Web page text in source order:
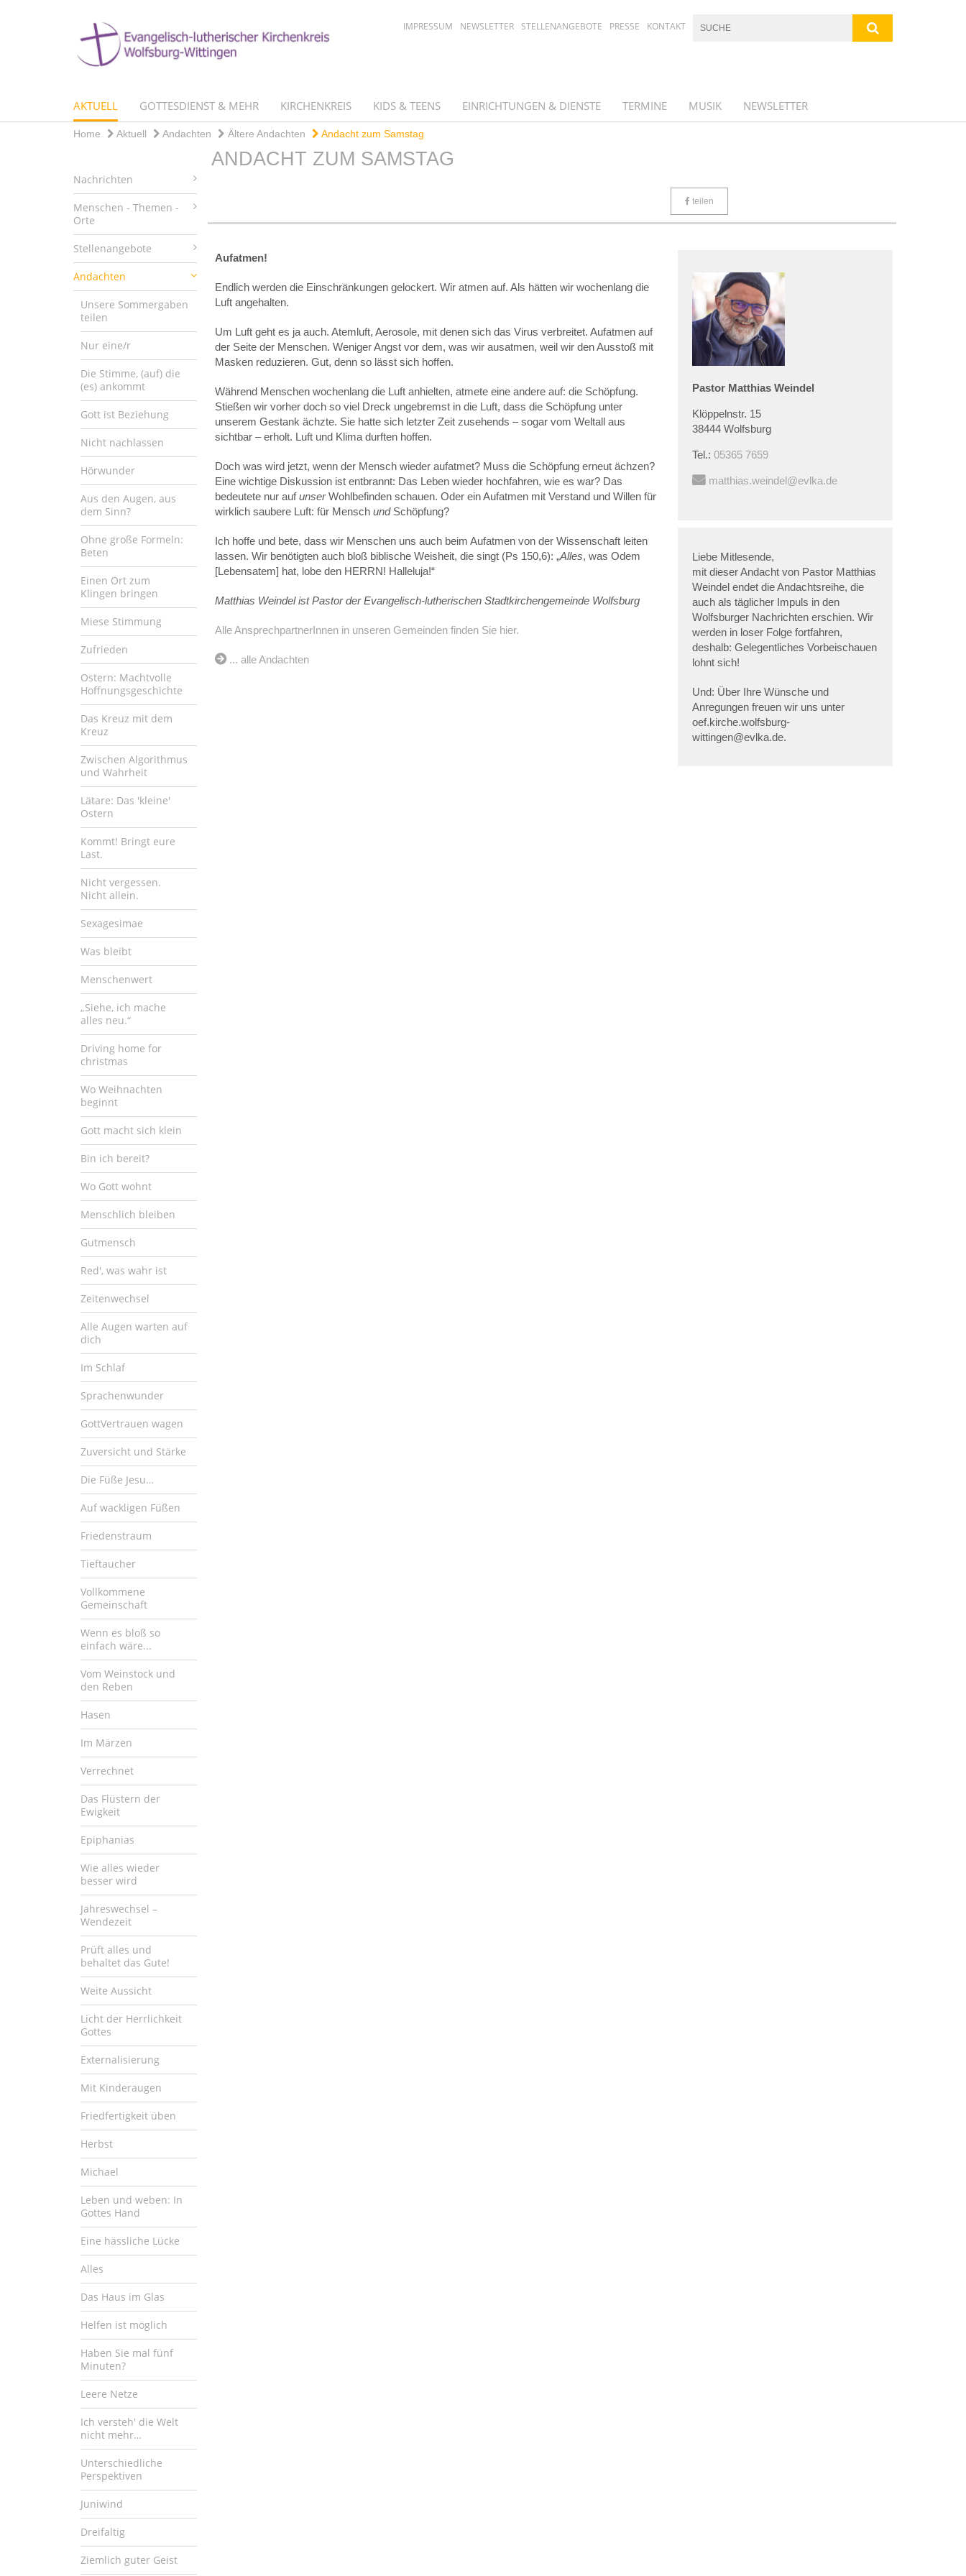
IMPRESSUM NEWSLETTER STELLENANGEBOTE PRESSE KONTAKT
AKTUELL GOTTESDIENST & MEHR KIRCHENKREIS KIDS & TEENS EINRICHTUNGEN & DIENSTE TERMINE MUSIK NEWSLETTER
Home Aktuell Andachten Ältere Andachten Andacht zum Samstag
Nachrichten
Menschen - Themen -
Orte
Stellenangebote
Andachten
Unsere Sommergaben
teilen
Nur eine/r
Die Stimme, (auf) die
(es) ankommt
Gott ist Beziehung
Nicht nachlassen
Hörwunder
Aus den Augen, aus
dem Sinn?
Ohne große Formeln:
Beten
Einen Ort zum
Klingen bringen
Miese Stimmung
Zufrieden
Ostern: Machtvolle
Hoffnungsgeschichte
Das Kreuz mit dem
Kreuz
Zwischen Algorithmus
und Wahrheit
Lätare: Das 'kleine'
Ostern
Kommt! Bringt eure
Last.
Nicht vergessen.
Nicht allein.
Sexagesimae
Was bleibt
Menschenwert
„Siehe, ich mache
alles neu.“
Driving home for
christmas
Wo Weihnachten
beginnt
Gott macht sich klein
Bin ich bereit?
Wo Gott wohnt
Menschlich bleiben
Gutmensch
Red', was wahr ist
Zeitenwechsel
Alle Augen warten auf
dich
Im Schlaf
Sprachenwunder
GottVertrauen wagen
Zuversicht und Stärke
Die Füße Jesu…
Auf wackligen Füßen
Friedenstraum
Tieftaucher
Vollkommene
Gemeinschaft
Wenn es bloß so
einfach wäre...
Vom Weinstock und
den Reben
Hasen
Im Märzen
Verrechnet
Das Flüstern der
Ewigkeit
Epiphanias
Wie alles wieder
besser wird
Jahreswechsel –
Wendezeit
Prüft alles und
behaltet das Gute!
Weite Aussicht
Licht der Herrlichkeit
Gottes
Externalisierung
Mit Kinderaugen
Friedfertigkeit üben
Herbst
Michael
Leben und weben: In
Gottes Hand
Eine hässliche Lücke
Alles
Das Haus im Glas
Helfen ist möglich
Haben Sie mal fünf
Minuten?
Leere Netze
Ich versteh' die Welt
nicht mehr…
Unterschiedliche
Perspektiven
Juniwind
Dreifaltig
Ziemlich guter Geist
ANDACHT ZUM SAMSTAG
teilen
Aufatmen!
Endlich werden die Einschränkungen gelockert. Wir atmen auf. Als hätten wir wochenlang die
Luft angehalten.
Um Luft geht es ja auch. Atemluft, Aerosole, mit denen sich das Virus verbreitet. Aufatmen auf
der Seite der Menschen. Weniger Angst vor dem, was wir ausatmen, weil wir den Ausstoß mit
Masken reduzieren. Gut, denn so lässt sich hoffen.
Während Menschen wochenlang die Luft anhielten, atmete eine andere auf: die Schöpfung.
Stießen wir vorher doch so viel Dreck ungebremst in die Luft, dass die Schöpfung unter
unserem Gestank ächzte. Sie hatte sich letzter Zeit zusehends – sogar vom Weltall aus
sichtbar – erholt. Luft und Klima durften hoffen.
Doch was wird jetzt, wenn der Mensch wieder aufatmet? Muss die Schöpfung erneut ächzen?
Eine wichtige Diskussion ist entbrannt: Das Leben wieder hochfahren, wie es war? Das
bedeutete nur aufunserWohlbefinden schauen. Oder ein Aufatmen mit Verstand und Willen für
wirklich saubere Luft: für MenschundSchöpfung?
Ich hoffe und bete, dass wir Menschen uns auch beim Aufatmen von der Wissenschaft leiten
lassen. Wir benötigten auch bloß biblische Weisheit, die singt (Ps 150,6): „Alles, was Odem
[Lebensatem] hat, lobe den HERRN! Halleluja!“
Matthias Weindel ist Pastor der Evangelisch-lutherischen Stadtkirchengemeinde Wolfsburg
Alle AnsprechpartnerInnen in unseren Gemeinden finden Sie hier.
... alle Andachten
Pastor Matthias Weindel
Klöppelnstr. 15
38444 Wolfsburg
Tel.: 05365 7659
matthias.weindel@evlka.de
Liebe Mitlesende,
mit dieser Andacht von Pastor Matthias
Weindel endet die Andachtsreihe, die
auch als täglicher Impuls in den
Wolfsburger Nachrichten erschien. Wir
werden in loser Folge fortfahren,
deshalb: Gelegentliches Vorbeischauen
lohnt sich!
Und: Über Ihre Wünsche und
Anregungen freuen wir uns unter
oef.kirche.wolfsburg-
wittingen@evlka.de.